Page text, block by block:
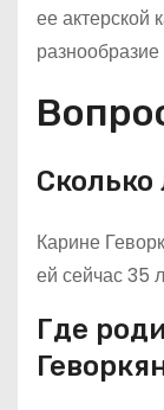
ее актерской
Сколько
Карине
ей сейчас 35
Где